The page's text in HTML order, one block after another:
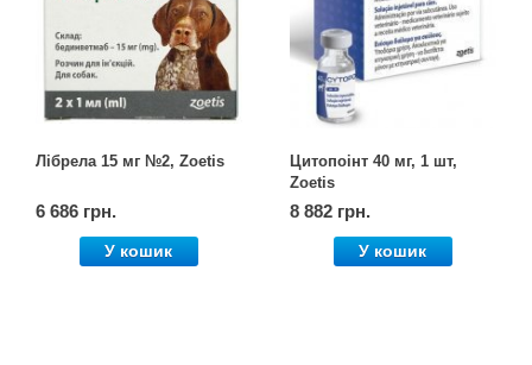
Лібрела 15 мг №2, Zoetis
6 686 грн.
У кошик
Цитопоінт 40 мг, 1 шт,
Zoetis
8 882 грн.
У кошик